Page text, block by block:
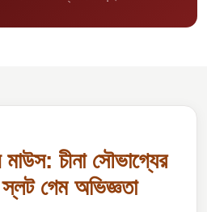
চীনা সৌভাগ্যের
গেম অভিজ্ঞতা